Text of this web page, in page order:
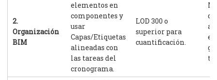
2.
Organización
BIM
elementos en
componentes y
usar
Capas/Etiquetas
alineadas con
las tareas del
cronograma.
LOD 300 o
superior para
cuantificación.